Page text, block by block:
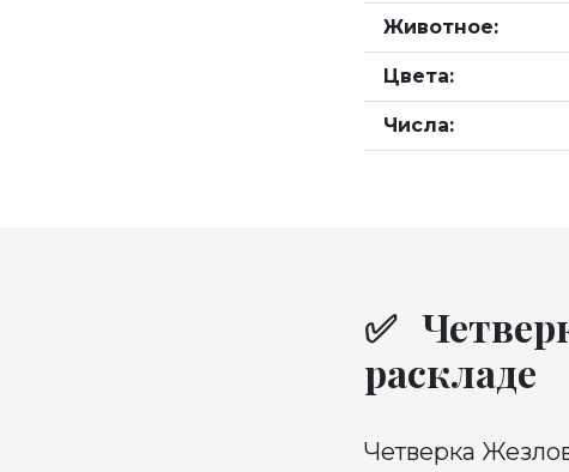
Животное:
Цвета:
Числа:
✅
раскладе
Четверка